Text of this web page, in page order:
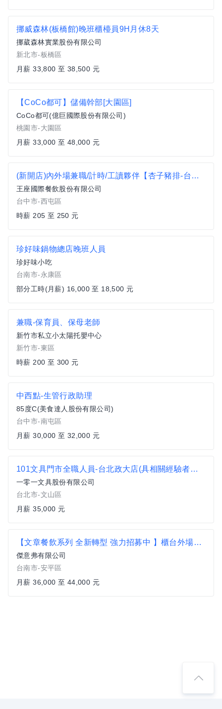
挪威森林(板橋館)晚班櫃檯員9H月休8天
挪葳森林實業股份有限公司
新北市-板橋區
月薪 33,800 至 38,500 元
【CoCo都可】儲備幹部[大園區]
CoCo都可(億巨國際股份有限公司)
桃園市-大園區
月薪 33,000 至 48,000 元
(新開店)內外場兼職/計時/工讀夥伴【杏子豬排-台中區店】時薪205-250、加碼假日津貼可達時薪217-262
王座國際餐飲股份有限公司
台中市-西屯區
時薪 205 至 250 元
珍好味鍋物總店晚班人員
珍好味小吃
台南市-永康區
部分工時(月薪) 16,000 至 18,500 元
兼職-保育員、保母老師
新竹市私立小太陽托嬰中心
新竹市-東區
時薪 200 至 300 元
中西點-生管行政助理
85度C(美食達人股份有限公司)
台中市-南屯區
月薪 30,000 至 32,000 元
101文具門市全職人員-台北政大店(具相關經驗者尤佳)
一零一文具股份有限公司
台北市-文山區
月薪 35,000 元
【文章餐飲系列 全新轉型 強力招募中 】櫃台外場夥伴_薪優, 歡迎有服務熱忱 親切友善的您加入
傑意弗有限公司
台南市-安平區
月薪 36,000 至 44,000 元